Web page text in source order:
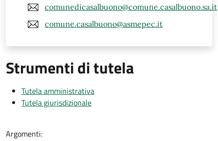
comunedicasalbuono@comune.casalbuono.sa.it
comune.casalbuono@asmepec.it
Strumenti di tutela
Tutela amministrativa
Tutela giurisdizionale
Argomenti: